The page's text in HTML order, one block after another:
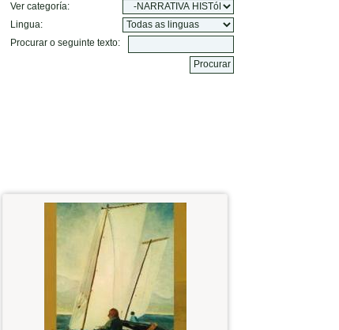
Ver categoría:
Lingua:
Procurar o seguinte texto: